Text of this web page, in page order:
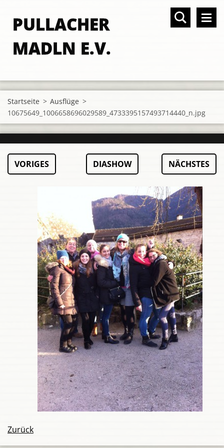
PULLACHER
MADLN E.V.
Startseite > Ausflüge >
10675649_1006658696029589_4733395157493714440_n.jpg
VORIGES DIASHOW NÄCHSTES
Zurück